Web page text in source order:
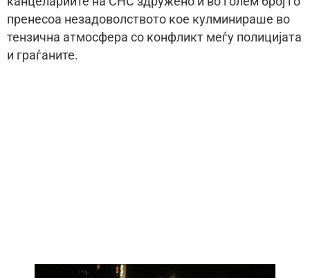
пренесоа незадоволството кое кулминираше во
тензична атмосфера со конфликт меѓу полицијата
и граѓаните.